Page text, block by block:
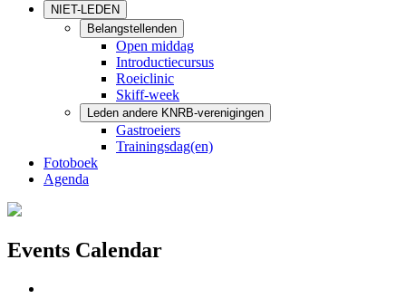
NIET-LEDEN
Belangstellenden
Open middag
Introductiecursus
Roeiclinic
Skiff-week
Leden andere KNRB-verenigingen
Gastroeiers
Trainingsdag(en)
Fotoboek
Agenda
Events Calendar